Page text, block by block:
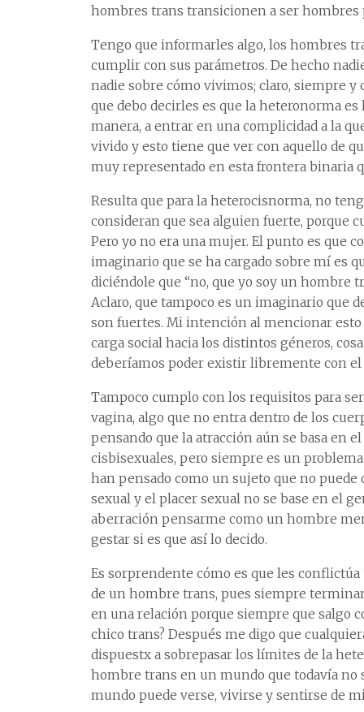
hombres trans transicionen a ser hombres
Tengo que informarles algo, los hombres
cumplir con sus parámetros. De hecho
nadie sobre cómo vivimos; claro, siempre y
que debo decirles es que la heteronorma
manera, a entrar en una complicidad a la
vivido y esto tiene que ver con aquello de
muy representado en esta frontera binaria
Resulta que para la heterocisnorma, no
consideran que sea alguien fuerte, porque
Pero yo no era una mujer. El punto es que
imaginario que se ha cargado sobre mí es
diciéndole que “no, que yo soy un hombre
Aclaro, que tampoco es un imaginario que
son fuertes. Mi intención al mencionar esto
carga social hacia los distintos géneros,
deberíamos poder existir libremente con
Tampoco cumplo con los requisitos para
vagina, algo que no entra dentro de los
pensando que la atracción aún se basa en
cisbisexuales, pero siempre es un
han pensado como un sujeto que no puede
sexual y el placer sexual no se base en el
aberración pensarme como un hombre
gestar si es que así lo decido.
Es sorprendente cómo es que les
de un hombre trans, pues siempre
en una relación porque siempre que salgo
chico trans? Después me digo que
dispuestx a sobrepasar los límites de la
hombre trans en un mundo que todavía no
mundo puede verse, vivirse y sentirse de